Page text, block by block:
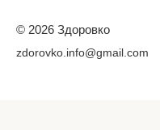
© 2026 Здоровко
zdorovko.info@gmail.com